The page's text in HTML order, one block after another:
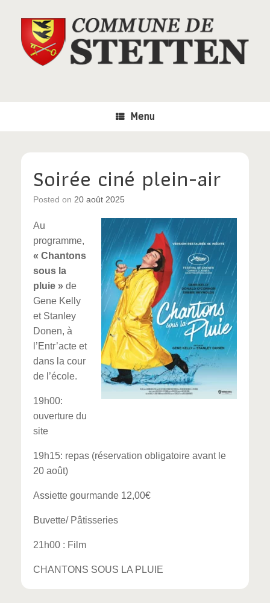
Menu
Soirée ciné plein-air
Posted on 20 août 2025
Au
programme,
« Chantons
sous la
pluie » de
Gene Kelly
et Stanley
Donen, à
l’Entr’acte et
dans la cour
de l’école.
19h00:
ouverture du
site
19h15: repas (réservation obligatoire avant le
20 août)
Assiette gourmande 12,00€
Buvette/ Pâtisseries
21h00 : Film
CHANTONS SOUS LA PLUIE